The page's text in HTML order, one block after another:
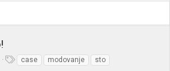
case modovanje sto